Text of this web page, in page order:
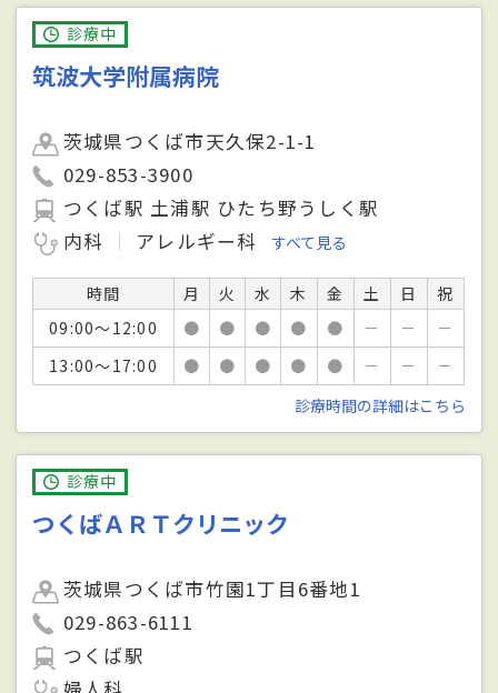
診療中
筑波大学附属病院
茨城県つくば市天久保2-1-1
029-853-3900
つくば駅 土浦駅 ひたち野うしく駅
内科
アレルギー科 すべて見る
時間 月 火 水 木 金 土 日
祝
09:00～12:00
● ● ● ● ● － －
－
13:00～17:00
● ● ● ● ● － －
－
診療時間の詳細はこちら
診療中
つくばＡＲＴクリニック
茨城県つくば市竹園1丁目6番地1
029-863-6111
つくば駅